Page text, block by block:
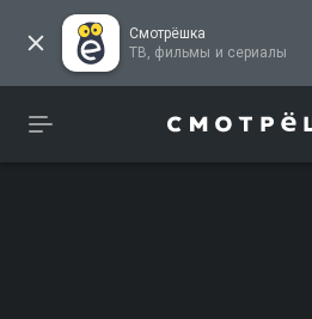
Смотрёшка
ТВ, фильмы и сериалы